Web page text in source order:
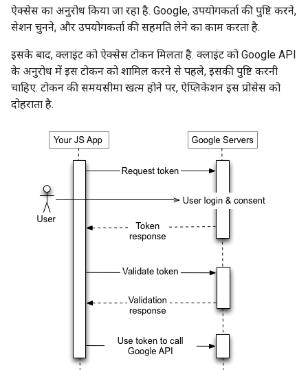
ऐक्सेस का अनुरोध किया जा रहा है. Google, उपयोगकर्ता की पुष्टि करने,
सेशन चुनने, और उपयोगकर्ता की सहमति लेने का काम करता है.
इसके बाद, क्लाइंट को ऐक्सेस टोकन मिलता है. क्लाइंट को Google API
के अनुरोध में इस टोकन को शामिल करने से पहले, इसकी पुष्टि करनी
चाहिए. टोकन की समयसीमा खत्म होने पर, ऐप्लिकेशन इस प्रोसेस को
दोहराता है.